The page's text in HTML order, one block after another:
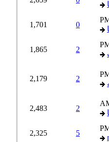
1,701
1,865
2,179
2,483
2,325